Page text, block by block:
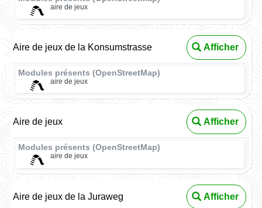
aire de jeux
Aire de jeux de la Konsumstrasse Afficher
Modules présents (OpenStreetMap)
aire de jeux
Aire de jeux Afficher
Modules présents (OpenStreetMap)
aire de jeux
Aire de jeux de la Juraweg Afficher